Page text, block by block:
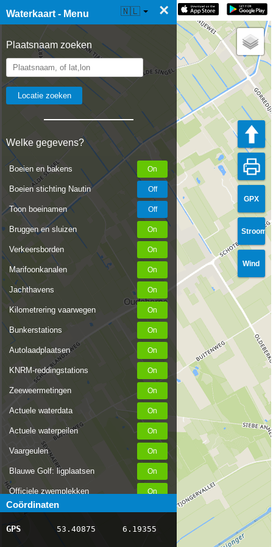
Waterkaart - Menu ×
Plaatsnaam zoeken
Welke gegevens?
Boeien en bakens
Boeien stichting Nautin
Toon boeinamen
Bruggen en sluizen
Verkeersborden
Marifoonkanalen
Jachthavens
Kilometrering vaarwegen
Bunkerstations
Autolaadplaatsen
KNRM-reddingstations
Zeeweermetingen
Actuele waterdata
Actuele waterpeilen
Vaargeulen
Blauwe Golf: ligplaatsen
Officiele zwemplekken
Stremmingen/hinder
AIS scheepsposities
Coördinaten
GPS 53.40875 6.19355
☰ Waterkaart Live 🇳🇱
GPX
Stroom
Wind